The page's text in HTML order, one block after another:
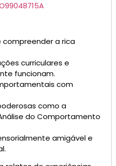
a rica
curriculares e
funcionam.
com
como a
do Comportamento
amigável e